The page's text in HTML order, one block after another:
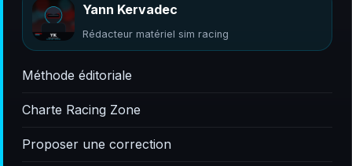
Yann Kervadec
Rédacteur matériel sim racing
Méthode éditoriale
Charte Racing Zone
Proposer une correction